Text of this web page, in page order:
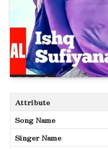
Attribute
Song Name
Singer Name